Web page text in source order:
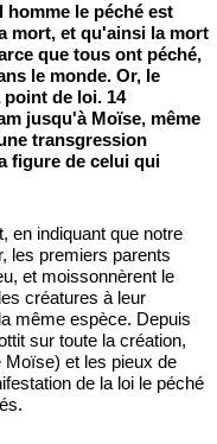
le péché est
mort, et qu'ainsi la mort
que tous ont péché,
le monde. Or, le
de loi. 14
jusqu'à Moïse, même
transgression
figure de celui qui
en indiquant que notre
les premiers parents
et moissonnèrent le
créatures à leur
même espèce. Depuis
sur toute la création,
Moïse) et les pieux de
de la loi le péché